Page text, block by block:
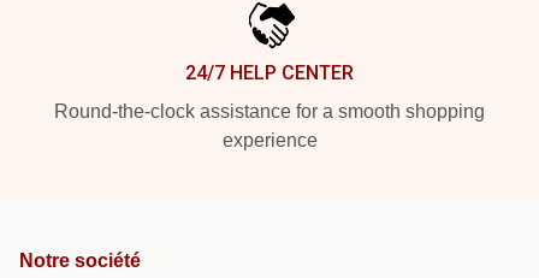
24/7 HELP CENTER
Round-the-clock assistance for a smooth shopping
experience
Notre société